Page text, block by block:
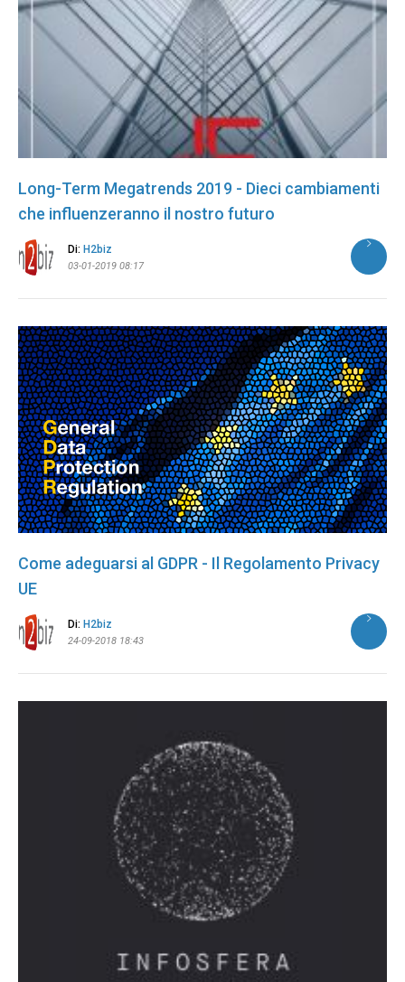
Long-Term Megatrends 2019 - Dieci cambiamenti
che influenzeranno il nostro futuro
Di: H2biz
03-01-2019 08:17
Come adeguarsi al GDPR - Il Regolamento Privacy
UE
Di: H2biz
24-09-2018 18:43